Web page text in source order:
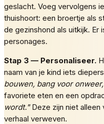
geslacht. Voeg vervolgens
thuishoort: een broertje als
de gezinshond als uitkijk. Er
personages.
Stap 3 — Personaliseer.
naam van je kind iets
bouwen, bang voor
favoriete eten en een
wordt."Deze zijn niet alleen
verhaal verweven.